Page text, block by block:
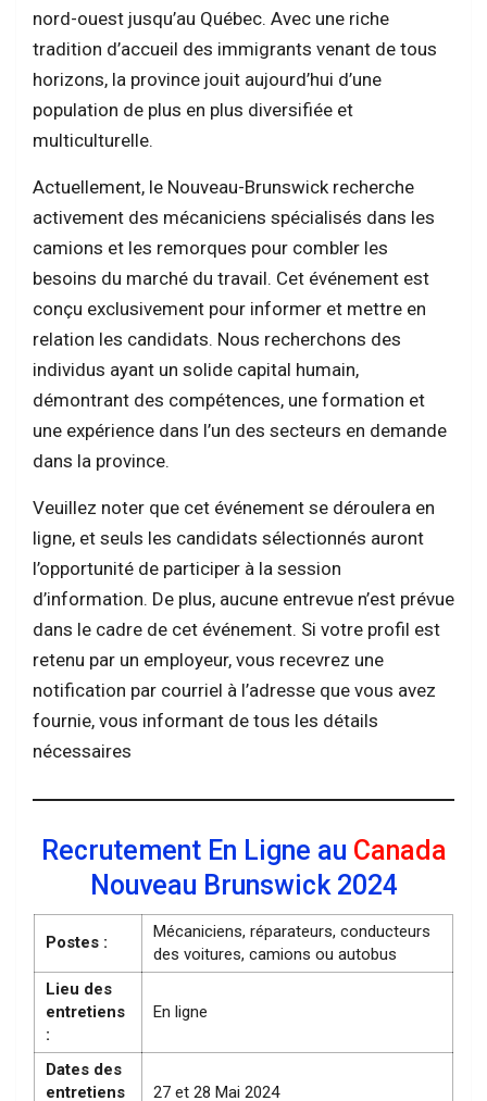
nord-ouest jusqu’au Québec. Avec une riche
tradition d’accueil des immigrants venant de tous
horizons, la province jouit aujourd’hui d’une
population de plus en plus diversifiée et
multiculturelle.
Actuellement, le Nouveau-Brunswick recherche
activement des mécaniciens spécialisés dans les
camions et les remorques pour combler les
besoins du marché du travail. Cet événement est
conçu exclusivement pour informer et mettre en
relation les candidats. Nous recherchons des
individus ayant un solide capital humain,
démontrant des compétences, une formation et
une expérience dans l’un des secteurs en demande
dans la province.
Veuillez noter que cet événement se déroulera en
ligne, et seuls les candidats sélectionnés auront
l’opportunité de participer à la session
d’information. De plus, aucune entrevue n’est prévue
dans le cadre de cet événement. Si votre profil est
retenu par un employeur, vous recevrez une
notification par courriel à l’adresse que vous avez
fournie, vous informant de tous les détails
nécessaires
Recrutement En Ligne au Canada
Nouveau Brunswick 2024
Postes :
Mécaniciens, réparateurs, conducteurs
des voitures, camions ou autobus
Lieu des
entretiens
:
En ligne
Dates des
entretiens
27 et 28 Mai 2024